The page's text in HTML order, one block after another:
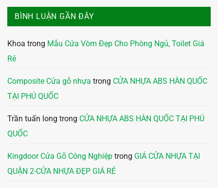
BÌNH LUẬN GẦN ĐÂY
Khoa trong Mẫu Cửa Vòm Đẹp Cho Phòng Ngủ, Toilet Giá
Rẻ
Composite Cửa gỗ nhựa trong CỬA NHỰA ABS HÀN QUỐC
TẠI PHÚ QUỐC
Trần tuấn long trong CỬA NHỰA ABS HÀN QUỐC TẠI PHÚ
QUỐC
Kingdoor Cửa Gỗ Công Nghiệp trong GIÁ CỬA NHỰA TẠI
QUẬN 2-CỬA NHỰA ĐẸP GIÁ RẺ